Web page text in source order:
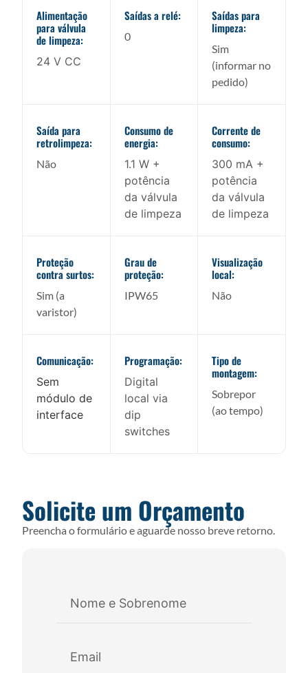
Alimentação
para válvula
de limpeza:
24 V CC
Saídas a relé:
0
Saídas para
limpeza:
Sim
(informar no
pedido)
Saída para
retrolimpeza:
Não
Consumo de
energia:
1.1 W +
potência
da válvula
de limpeza
Corrente de
consumo:
300 mA +
potência
da válvula
de limpeza
Proteção
contra surtos:
Sim​ (a
varistor)
Grau de
proteção:
IPW65
Visualização
local:
Não
Comunicação:
Sem
módulo de
interface
Programação:
Digital
local via
dip
switches
Tipo de
montagem:
Sobrepor
(ao tempo)
Solicite um Orçamento
Preencha o formulário e aguarde nosso breve retorno.